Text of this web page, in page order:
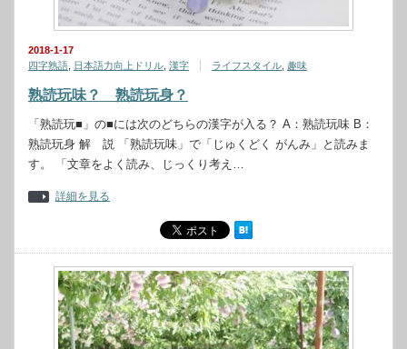
2018-1-17
四字熟語 日本語力向上ドリル 漢字 ライフスタイル 趣味
熟読玩味？ 熟読玩身？
「熟読玩■」の■には次のどちらの漢字が入る？ A：熟読玩味 B：
熟読玩身 解 説 「熟読玩味」で「じゅくどく がんみ」と読みま
す。 「文章をよく読み、じっくり考え…
詳細を見る